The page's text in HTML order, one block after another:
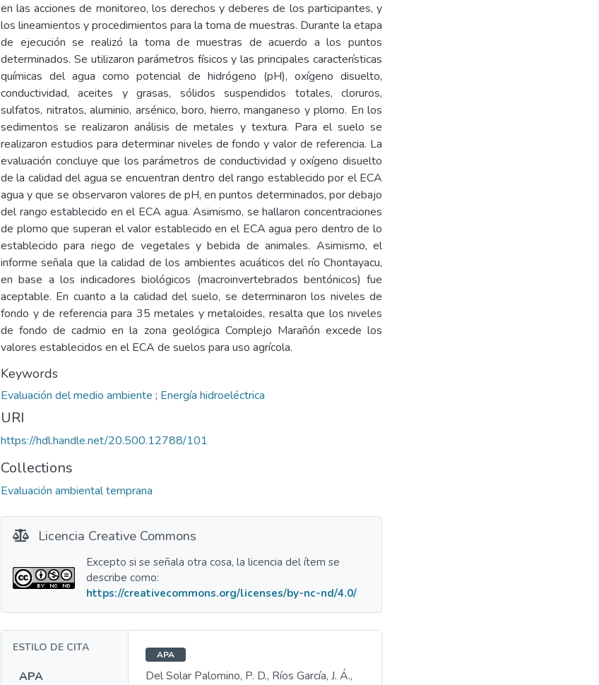
en las acciones de monitoreo, los derechos y deberes de los participantes, y
los lineamientos y procedimientos para la toma de muestras. Durante la etapa
de ejecución se realizó la toma de muestras de acuerdo a los puntos
determinados. Se utilizaron parámetros físicos y las principales características
químicas del agua como potencial de hidrógeno (pH), oxígeno disuelto,
conductividad, aceites y grasas, sólidos suspendidos totales, cloruros,
sulfatos, nitratos, aluminio, arsénico, boro, hierro, manganeso y plomo. En los
sedimentos se realizaron análisis de metales y textura. Para el suelo se
realizaron estudios para determinar niveles de fondo y valor de referencia. La
evaluación concluye que los parámetros de conductividad y oxígeno disuelto
de la calidad del agua se encuentran dentro del rango establecido por el ECA
agua y que se observaron valores de pH, en puntos determinados, por debajo
del rango establecido en el ECA agua. Asimismo, se hallaron concentraciones
de plomo que superan el valor establecido en el ECA agua pero dentro de lo
establecido para riego de vegetales y bebida de animales. Asimismo, el
informe señala que la calidad de los ambientes acuáticos del río Chontayacu,
en base a los indicadores biológicos (macroinvertebrados bentónicos) fue
aceptable. En cuanto a la calidad del suelo, se determinaron los niveles de
fondo y de referencia para 35 metales y metaloides, resalta que los niveles
de fondo de cadmio en la zona geológica Complejo Marañón excede los
valores establecidos en el ECA de suelos para uso agrícola.
Keywords
Evaluación del medio ambiente ; Energía hidroeléctrica
URI
https://hdl.handle.net/20.500.12788/101
Collections
Evaluación ambiental temprana
Licencia Creative Commons
Excepto si se señala otra cosa, la licencia del ítem se
describe como:
https://creativecommons.org/licenses/by-nc-nd/4.0/
ESTILO DE CITA
APA
APA
Del Solar Palomino, P. D., Ríos García, J. Á.,